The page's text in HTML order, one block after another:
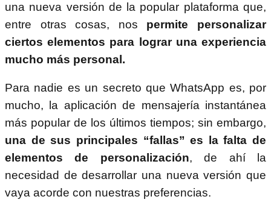
una nueva versión de la popular plataforma que,
entre otras cosas, nos permite personalizar
ciertos elementos para lograr una experiencia
mucho más personal.
Para nadie es un secreto que WhatsApp es, por
mucho, la aplicación de mensajería instantánea
más popular de los últimos tiempos; sin embargo,
una de sus principales “fallas” es la falta de
elementos de personalización, de ahí la
necesidad de desarrollar una nueva versión que
vaya acorde con nuestras preferencias.